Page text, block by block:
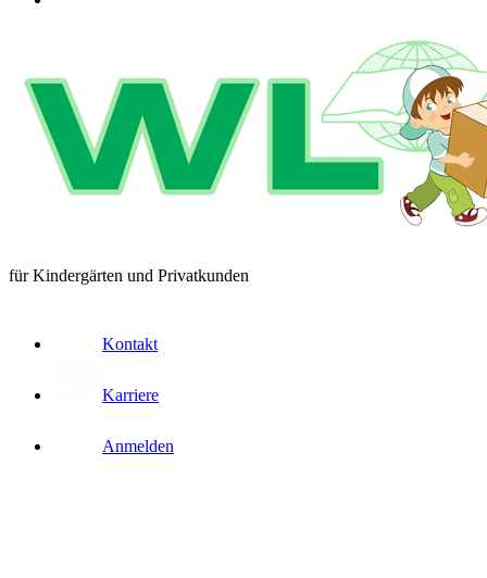
für Kindergärten und Privatkunden
Kontakt
Karriere
Anmelden